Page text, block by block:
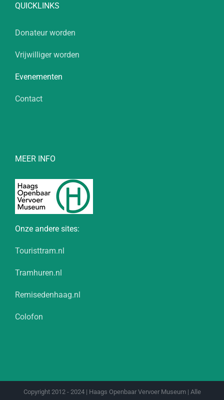
QUICKLINKS
Donateur worden
Vrijwilliger worden
Evenementen
Contact
MEER INFO
Onze andere sites:
Touristtram.nl
Tramhuren.nl
Remisedenhaag.nl
Colofon
Copyright 2012 - 2024 | Haags Openbaar Vervoer Museum | Alle